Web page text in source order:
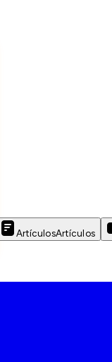
ArtículosArtículos